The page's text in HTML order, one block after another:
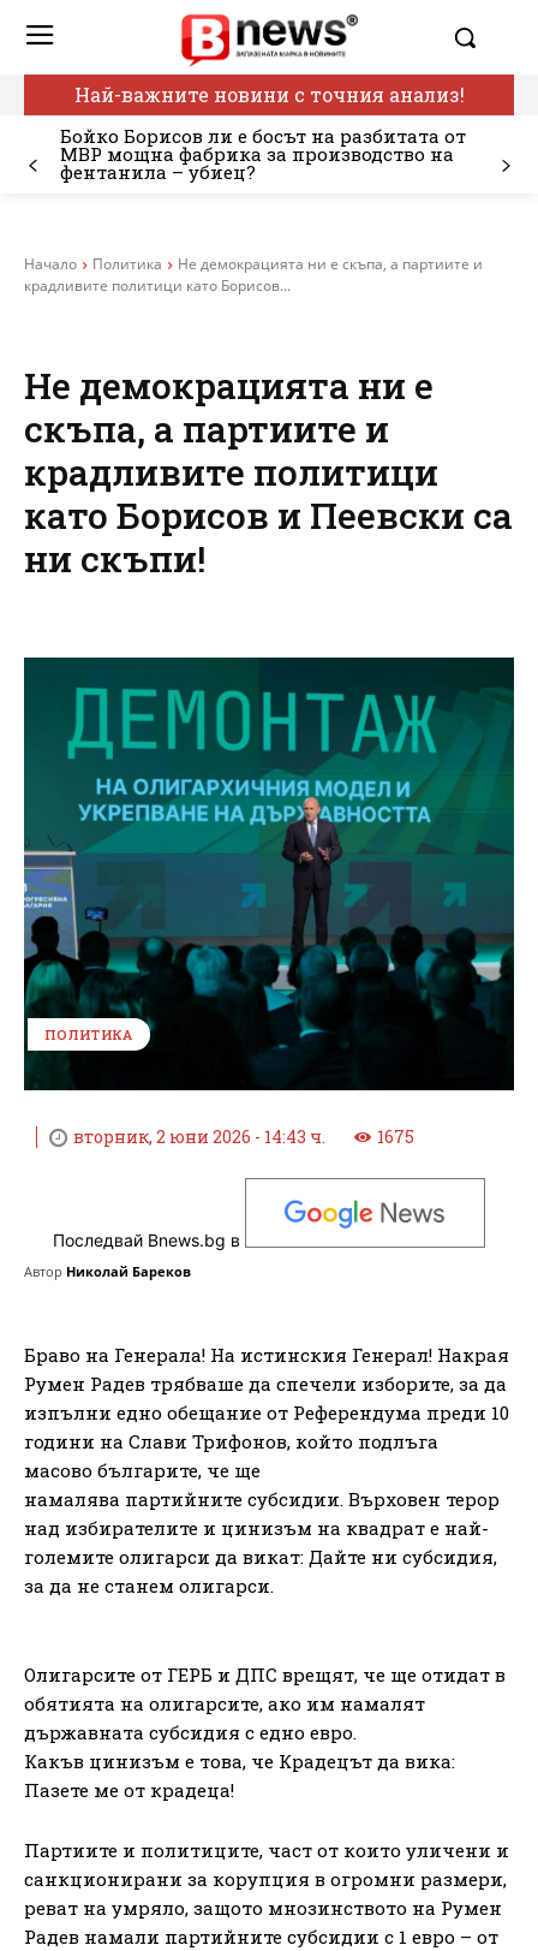
Най-важните новини с точния анализ!
Бойко Борисов ли е босът на разбитата от
МВР мощна фабрика за производство на
фентанила – убиец?
Начало Политика
Не демокрацията ни е скъпа, а партиите и
крадливите политици като Борисов...
Не демокрацията ни е
скъпа, а партиите и
крадливите политици
като Борисов и Пеевски са
ни скъпи!
ПОЛИТИКА
вторник, 2 юни 2026 - 14:43 ч. 1675
Последвай Bnews.bg в
Автор Николай Бареков
Браво на Генерала! На истинския Генерал! Накрая
Румен Радев трябваше да спечели изборите, за да
изпълни едно обещание от Референдума преди 10
години на Слави Трифонов, който подлъга
масово българите, че ще
намалява партийните субсидии. Върховен терор
над избирателите и цинизъм на квадрат е най-
големите олигарси да викат: Дайте ни субсидия,
за да не станем олигарси.
Олигарсите от ГЕРБ и ДПС врещят, че ще отидат в
обятията на олигарсите, ако им намалят
държавната субсидия с едно евро.
Какъв цинизъм е това, че Крадецът да вика:
Пазете ме от крадеца!
Партиите и политиците, част от които уличени и
санкционирани за корупция в огромни размери,
реват на умряло, защото мнозинството на Румен
Радев намали партийните субсидии с 1 евро – от